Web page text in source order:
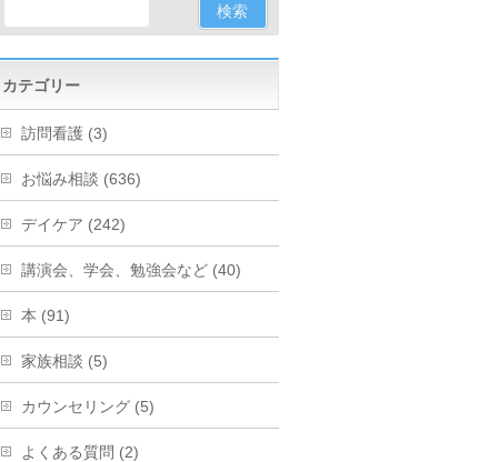
カテゴリー
訪問看護 (3)
お悩み相談 (636)
デイケア (242)
講演会、学会、勉強会など (40)
本 (91)
家族相談 (5)
カウンセリング (5)
よくある質問 (2)